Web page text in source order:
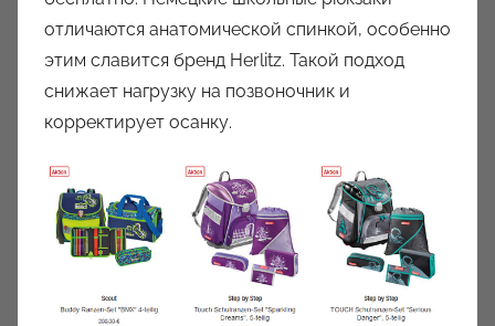
отличаются анатомической спинкой, особенно
этим славится бренд Herlitz. Такой подход
снижает нагрузку на позвоночник и
корректирует осанку.